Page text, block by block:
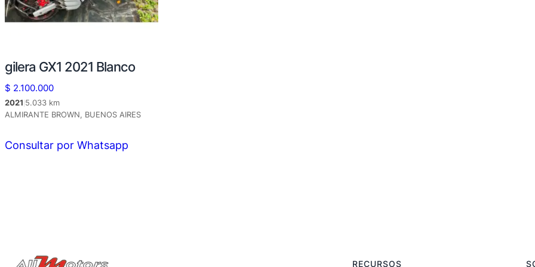
gilera GX1 2021 Blanco
$ 2.100.000
2021 5.033 km
ALMIRANTE BROWN, BUENOS AIRES
Consultar por Whatsapp
RECURSOS